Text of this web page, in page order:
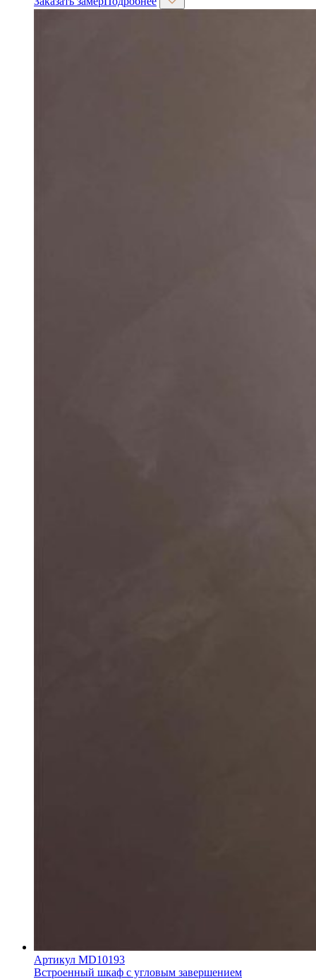
Артикул MD10193
Встроенный шкаф с угловым завершением